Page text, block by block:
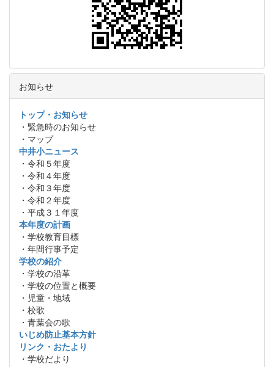
お知らせ
トップ・お知らせ
・緊急時のお知らせ
・マップ
中井小ニュース
・令和５年度
・令和４年度
・令和３年度
・令和２年度
・平成３１年度
本年度の計画
・学校教育目標
・年間行事予定
学校の紹介
・学校の沿革
・学校の位置と概要
・児童・地域
・校歌
・青葉会の歌
いじめ防止基本方針
リンク・おたより
・学校だより